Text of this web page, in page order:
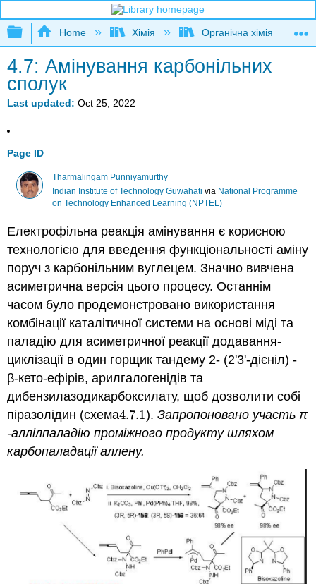
Expand/collapse global hierarchy
Home Хімія Органічна хімія
4.7: Амінування карбонільних
сполук
Last updated Oct 25, 2022
Page ID
Tharmalingam Punniyamurthy
Indian Institute of Technology Guwahati via National Programme
on Technology Enhanced Learning (NPTEL)
Електрофільна реакція амінування є корисною
технологією для введення функціональності аміну
поруч з карбонільним вуглецем. Значно вивчена
асиметрична версія цього процесу. Останнім
часом було продемонстровано використання
комбінації каталітичної системи на основі міді та
паладію для асиметричної реакції додавання-
циклізації в один горщик тандему 2- (2'3'-дієніл) -
β-кето-ефірів, арилгалогенідів та
дибензилазодикарбоксилату, щоб дозволити собі
піразолідин (схема4.7.1
4.7.1). Запропоновано участь π
-аллілпаладію проміжного продукту шляхом
карбопаладації аллену.